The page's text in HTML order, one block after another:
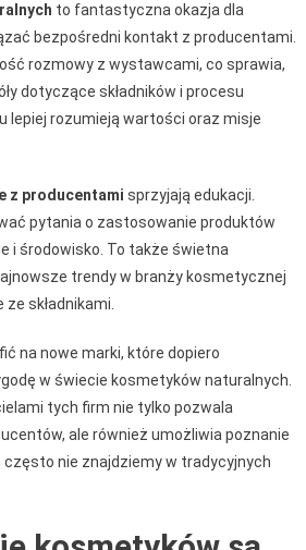
to fantastyczna okazja dla
bezpośredni kontakt z producentami.
rozmowy z wystawcami, co sprawia,
dotyczące składników i procesu
lepiej rozumieją wartości oraz misje
z producentami sprzyjają edukacji.
pytania o zastosowanie produktów
i środowisko. To także świetna
trendy w branży kosmetycznej
składnikami.
na nowe marki, które dopiero
w świecie kosmetyków naturalnych.
tych firm nie tylko pozwala
ale również umożliwia poznanie
nie znajdziemy w tradycyjnych